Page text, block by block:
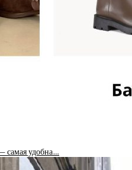
самая удобна…